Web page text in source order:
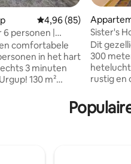
Gemiddelde
4,96 (85)
6 personen |
huis
comfortabele
in het hart
3 minuten
130 m²
privéparkeerplaats,
Sister's
Dit
300
rustig en
voor
beschikt